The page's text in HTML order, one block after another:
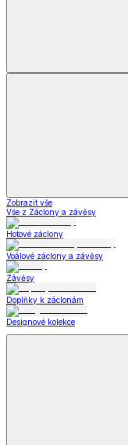
Zobrazit vše
Vše z Záclony a závěsy
Hotové záclony
Voálové záclony a závěsy
Závěsy
Doplňky k záclonám
Designové kolekce